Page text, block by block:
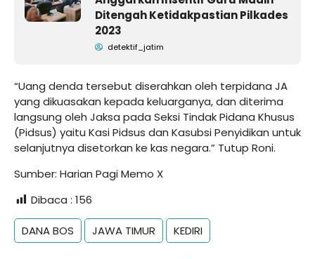
Ditengah Ketidakpastian Pilkades
2023
detektif_jatim
“Uang denda tersebut diserahkan oleh terpidana JA
yang dikuasakan kepada keluarganya, dan diterima
langsung oleh Jaksa pada Seksi Tindak Pidana Khusus
(Pidsus) yaitu Kasi Pidsus dan Kasubsi Penyidikan untuk
selanjutnya disetorkan ke kas negara.” Tutup Roni.
Sumber: Harian PagiMemo X
Dibaca : 156
DANA BOS JAWA TIMUR KEDIRI